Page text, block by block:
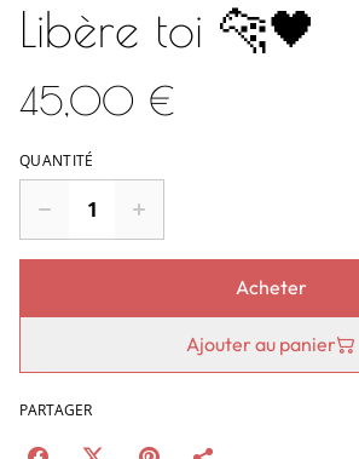
Libère toi 🐆🖤
45,00 €
QUANTITÉ
Acheter
Ajouter au panier
PARTAGER